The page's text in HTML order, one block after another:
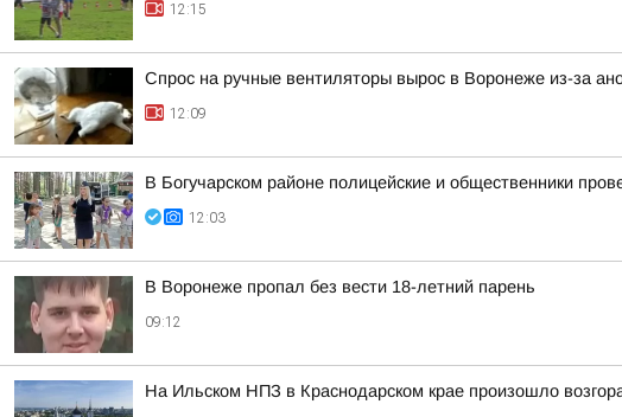
12:15
Спрос на ручные вентиляторы вырос в Воронеже из-за
12:09
В Богучарском районе полицейские и общественники
12:03
В Воронеже пропал без вести 18-летний парень
09:12
На Ильском НПЗ в Краснодарском крае произошло